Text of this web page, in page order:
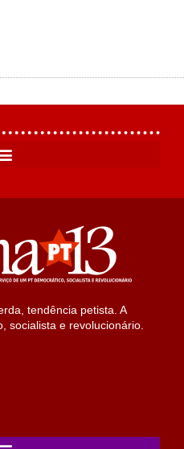
tendência petista. A
socialista e revolucionário.